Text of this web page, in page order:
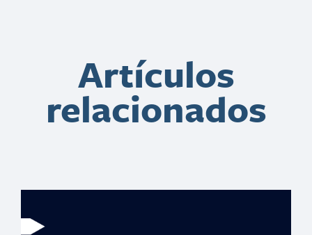
Artículos
relacionados
Banreservas